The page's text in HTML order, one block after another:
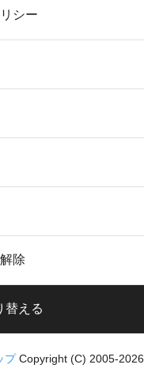
シー
除
替える
プCopyright (C) 2005-2026